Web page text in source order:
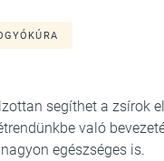
segíthet a zsírok
való
egészséges is.